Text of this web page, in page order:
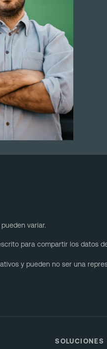
variar.
para compartir los datos
y pueden no ser una
SOLUCIONES